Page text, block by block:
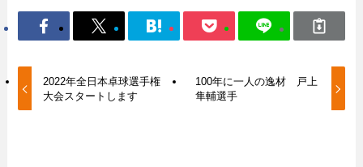
2022年全日本卓球選手権
大会スタートします
100年に一人の逸材 戸上
隼輔選手